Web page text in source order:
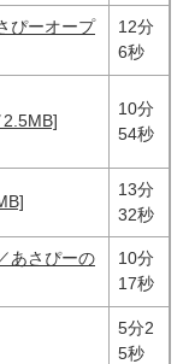
ぴーオープ
12分
6秒
10分
54秒
13分
32秒
あさぴーの
10分
17秒
5分2
5秒